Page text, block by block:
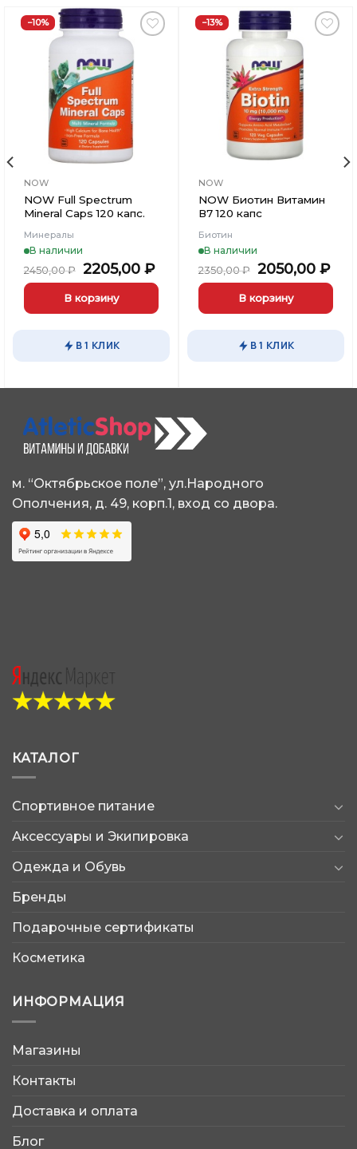
−10%
Добавить
Вишлист
NOW
NOW Full Spectrum
Mineral Caps 120 капс.
Минералы
В наличии
2450,00₽ Первоначальная
цена
составляла
2450,00 ₽.
2205,00 ₽Текущая
цена:
В корзину
В 1 КЛИК
−13%
Добавить
Вишлист
NOW
NOW Биотин Витамин
В7 120 капс
Биотин
В наличии
2350,00₽
цена
составляла
2350,00 ₽.
2050,00 ₽
В корзину
В 1 КЛИК
м. “Октябрьское поле”, ул.Народного
Ополчения, д. 49, корп.1, вход со двора.
КАТАЛОГ
Спортивное питание
Аксессуары и Экипировка
Одежда и Обувь
Бренды
Подарочные сертификаты
Косметика
ИНФОРМАЦИЯ
Магазины
Контакты
Доставка и оплата
Блог